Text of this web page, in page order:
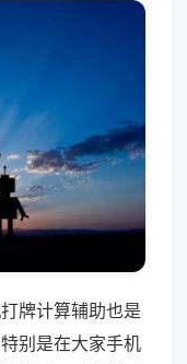
牌计算辅助也是
别是在大家手机